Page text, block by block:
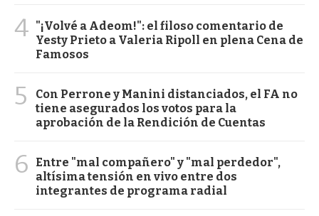
4 "¡Volvé a Adeom!": el filoso comentario de
Yesty Prieto a Valeria Ripoll en plena Cena de
Famosos
5
Con Perrone y Manini distanciados, el FA no
tiene asegurados los votos para la
aprobación de la Rendición de Cuentas
6
Entre "mal compañero" y "mal perdedor",
altísima tensión en vivo entre dos
integrantes de programa radial